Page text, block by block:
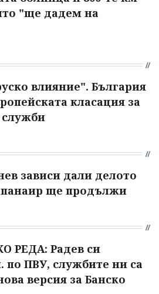
"ще дадем на
влияние". България
класация за
служби
зависи дали делото
панаир ще продължи
РЕДА: Радев си
по ПВУ, службите ни са
версия за Банско